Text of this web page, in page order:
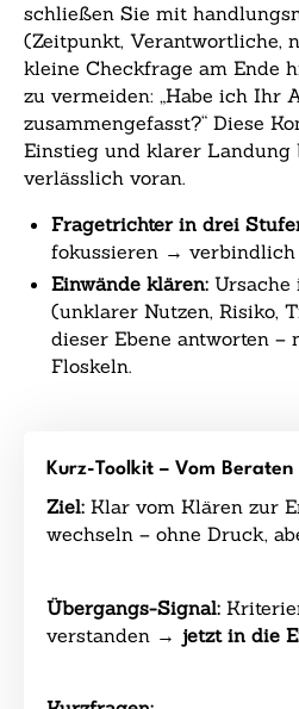
schließen Sie mit
(Zeitpunkt, Verantwortliche,
kleine Checkfrage am Ende
zu vermeiden: „Habe ich Ihr
zusammengefasst?“ Diese
Einstieg und klarer Landung
verlässlich voran.
Fragetrichter in drei
fokussieren → verbindlich
Einwände klären:
(unklarer Nutzen, Risiko,
dieser Ebene antworten
Floskeln.
Kurz-Toolkit – Vom
Ziel: Klar vom Klären zur
wechseln – ohne Druck,
Übergangs-Signal:
verstanden → jetzt in die